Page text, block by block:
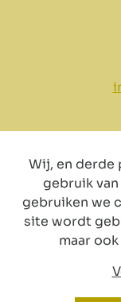
Disclaimer
Wij, en derde
gebruik
gebruiken we
site wordt
maar